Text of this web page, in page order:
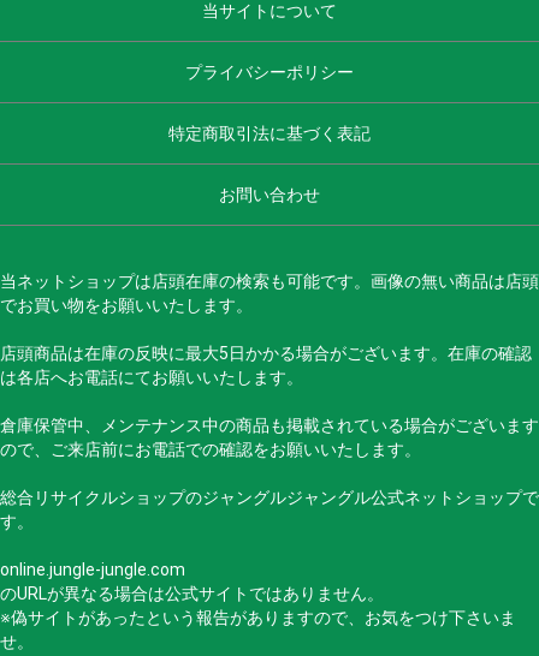
当サイトについて
プライバシーポリシー
特定商取引法に基づく表記
お問い合わせ
当ネットショップは店頭在庫の検索も可能です。画像の無い商品は店頭
でお買い物をお願いいたします。
店頭商品は在庫の反映に最大5日かかる場合がございます。在庫の確認
は各店へお電話にてお願いいたします。
倉庫保管中、メンテナンス中の商品も掲載されている場合がございます
ので、ご来店前にお電話での確認をお願いいたします。
総合リサイクルショップのジャングルジャングル公式ネットショップで
す。
online.jungle-jungle.com
のURLが異なる場合は公式サイトではありません。
※偽サイトがあったという報告がありますので、お気をつけ下さいま
せ。